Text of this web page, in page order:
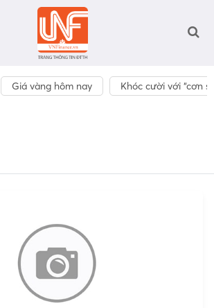
Giá vàng hôm nay Khóc cười với “cơn